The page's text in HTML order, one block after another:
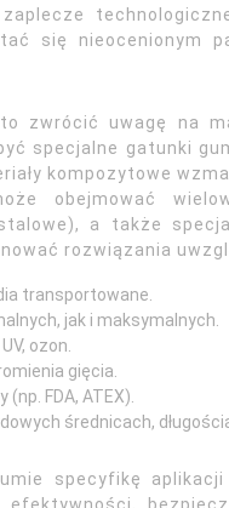
się nieocenionym
zwrócić uwagę na
specjalne gatunki
kompozytowe
obejmować
a także
rozwiązania
transportowane.
jak i maksymalnych.
ozon.
gięcia.
FDA, ATEX).
średnicach,
specyfikę